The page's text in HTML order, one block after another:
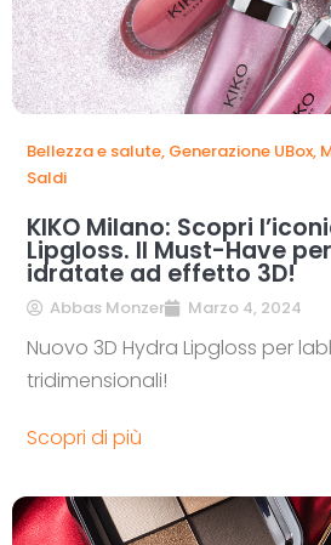
Bellezza e salute, Generazione UBox,
Saldi
KIKO Milano: Scopri
Lipgloss. Il Must-Have
idratate ad effetto 3D!
Abbas Monzer Marzo 4, 2024
Nuovo 3D Hydra Lipgloss per
tridimensionali!
Scopri di più